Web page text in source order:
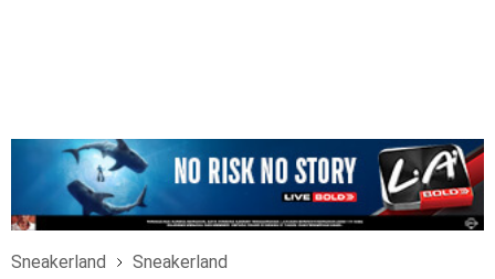
Sneakerland Sneakerland